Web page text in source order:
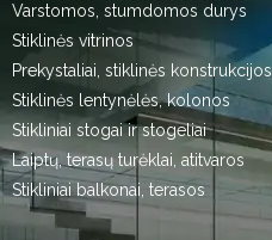
Varstomos, stumdomos durys
Stiklinės vitrinos
Prekystaliai, stiklinės konstrukcijos
Stiklinės lentynėlės, kolonos
Stikliniai stogai ir stogeliai
Laiptų, terasų turėklai, atitvaros
Stikliniai balkonai, terasos